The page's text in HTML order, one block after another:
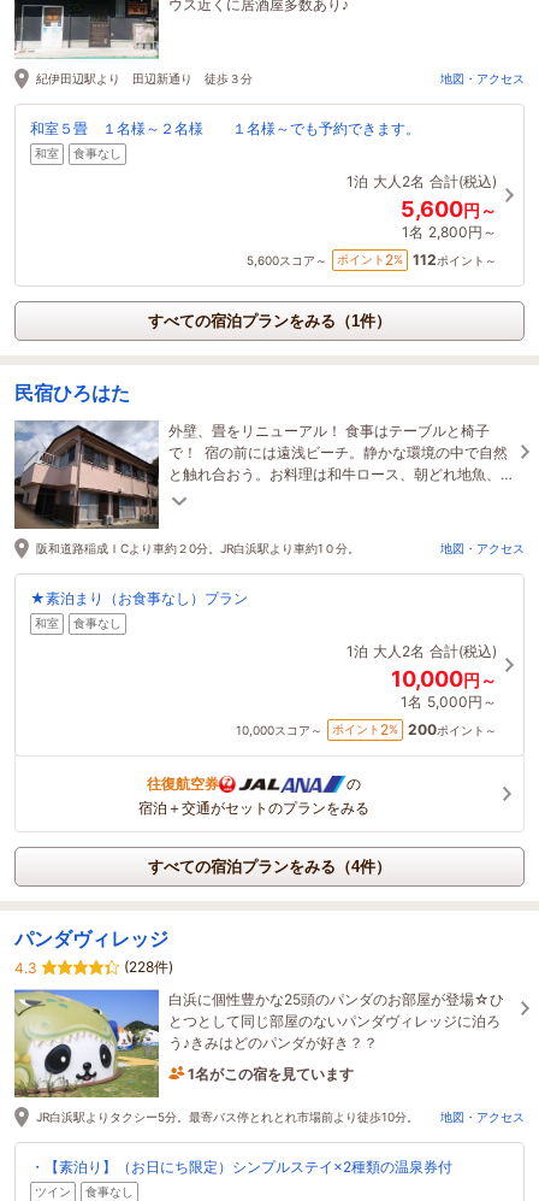
ウス近くに居酒屋多数あり♪
紀伊田辺駅より 田辺新通り 徒歩３分 地図・アクセス
和室５畳 １名様～２名様 １名様～でも予約できます。
和室 食事なし
1泊 大人2名 合計(税込)
5,600円～
1名 2,800円～
5,600スコア～ ポイント 2% 112ポイント～
すべての宿泊プランをみる（1件）
民宿ひろはた
外壁、畳をリニューアル！ 食事はテーブルと椅子
で！ 宿の前には遠浅ビーチ。静かな環境の中で自然
と触れ合おう。お料理は和牛ロース、朝どれ地魚、
自家製の野菜や米など体にも美味しい料理が頂け
阪和道路稲成ＩCより車約２0分。JR白浜駅より車約1０分。 地図・アクセス
★素泊まり（お食事なし）プラン
和室 食事なし
1泊 大人2名 合計(税込)
10,000円～
1名 5,000円～
10,000スコア～ ポイント 2% 200ポイント～
往復航空券
の
宿泊＋交通がセットのプランをみる
すべての宿泊プランをみる（4件）
パンダヴィレッジ
4.3
(228件)
白浜に個性豊かな25頭のパンダのお部屋が登場☆ひ
とつとして同じ部屋のないパンダヴィレッジに泊ろ
う♪きみはどのパンダが好き？？
1名がこの宿を見ています
JR白浜駅よりタクシー5分。最寄バス停とれとれ市場前より徒歩10分。 地図・アクセス
・【素泊り】（お日にち限定）シンプルステイ×2種類の温泉券付
ツイン 食事なし